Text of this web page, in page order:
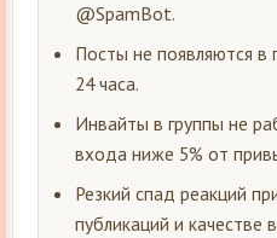
@SpamBot.
Посты не появляются в
24 часа.
Инвайты в группы не
входа ниже 5% от
Резкий спад реакций
публикаций и качестве